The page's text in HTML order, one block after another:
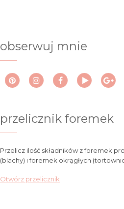
obserwuj mnie
przelicznik foremek
Przelicz ilość składników z foremek
(blachy) i foremek okrągłych
Otwórz przelicznik